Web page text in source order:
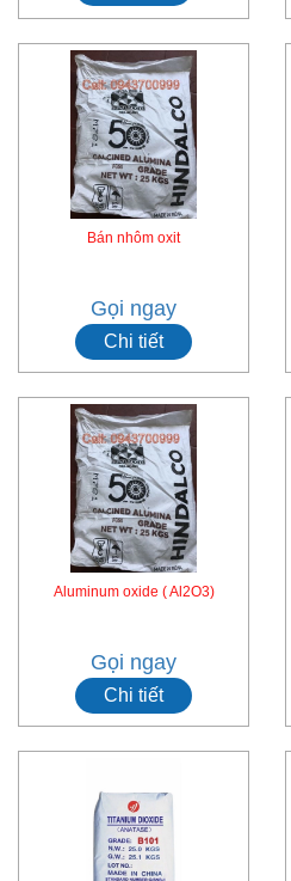
Bán nhôm oxit
Gọi ngay
Chi tiết
Aluminum oxide ( Al2O3)
Gọi ngay
Chi tiết